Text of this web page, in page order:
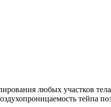
любых участков
тейпа